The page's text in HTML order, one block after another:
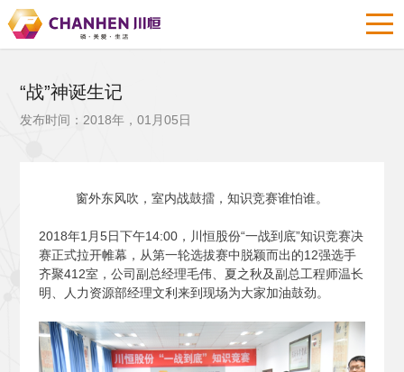
“战”神诞生记
发布时间：2018年，01月05日
窗外东风吹，室内战鼓擂，知识竞赛谁怕谁。
2018年1月5日下午14:00，川恒股份“一战到底”知识竞赛决
赛正式拉开帷幕，从第一轮选拔赛中脱颖而出的12强选手
齐聚412室，公司副总经理毛伟、夏之秋及副总工程师温长
明、人力资源部经理文利来到现场为大家加油鼓劲。